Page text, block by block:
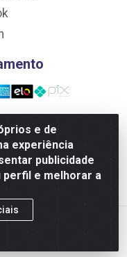
e de
experiência
publicidade
perfil e melhorar a
Nilton Lins, 781
030 - CNPJ:
32